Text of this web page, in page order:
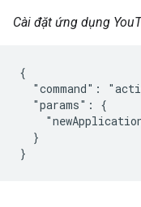
Cài đặt ứng dụng
{
"command":
  "params": {
  }
}